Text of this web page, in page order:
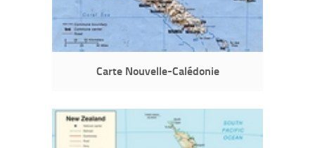
Carte Nouvelle-Calédonie